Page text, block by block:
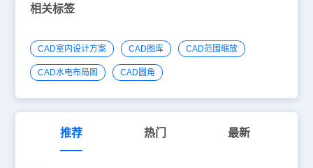
相关标签
CAD室内设计方案 CAD图库 CAD范围缩放
CAD水电布局图 CAD圆角
推荐 热门 最新